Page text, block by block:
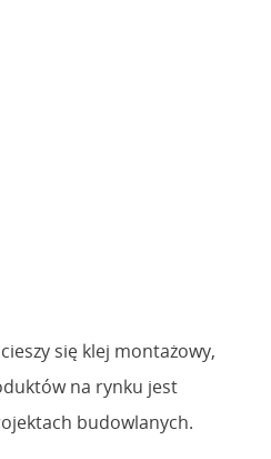
się klej montażowy,
na rynku jest
budowlanych.